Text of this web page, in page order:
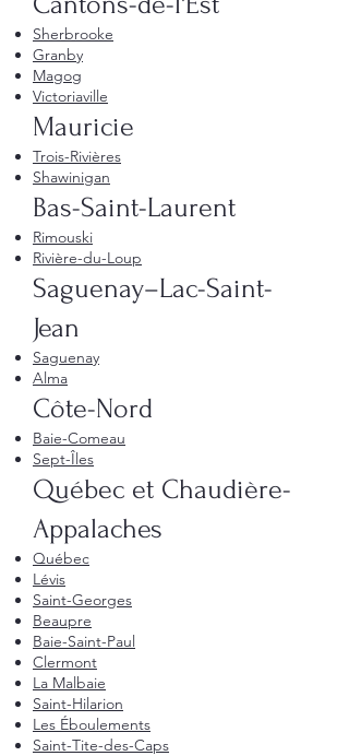
Sherbrooke
Granby
Magog
Victoriaville
Mauricie
Trois-Rivières
Shawinigan
Bas-Saint-Laurent
Rimouski
Rivière-du-Loup
Saguenay–Lac-Saint-
Jean
Saguenay
Alma
Côte-Nord
Baie-Comeau
Sept-Îles
Québec et Chaudière-
Appalaches
Québec
Lévis
Saint-Georges
Beaupre
Baie-Saint-Paul
Clermont
La Malbaie
Saint-Hilarion
Les Éboulements
Saint-Tite-des-Caps